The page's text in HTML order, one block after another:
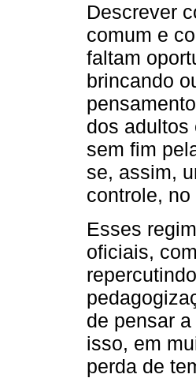
Descrever
comum e
faltam
brincando
dos adultos
sem fim
se, assim,
controle,
Esses
oficiais,
de pensar
isso, em
perda de